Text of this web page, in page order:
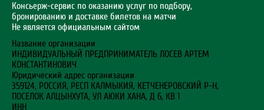
Консьерж-сервис по оказанию услуг по подбору,
бронированию и доставке билетов на матчи
Не является официальным сайтом
Название организации
ИНДИВИДУАЛЬНЫЙ ПРЕДПРИНИМАТЕЛЬ ЛОСЕВ АРТЕМ
КОНСТАНТИНОВИЧ
Юридический адрес организации
359124, РОССИЯ, РЕСП КАЛМЫКИЯ, КЕТЧЕНЕРОВСКИЙ Р-Н,
ПОСЕЛОК АЛЦЫНХУТА, УЛ АЮКИ ХАНА, Д 6, КВ 1
ИНН